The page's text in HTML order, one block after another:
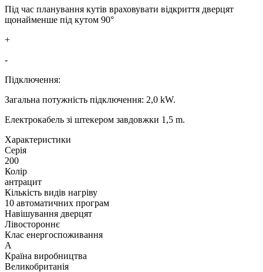
Під час планування кутів враховувати відкриття дверцят
щонайменше під кутом 90°
+
-
Підключення:
Загальна потужність підключення: 2,0 kW.
Електрокабель зі штекером завдовжки 1,5 m.
Xарактеристики
Серія
200
Колір
антрацит
Кількість видів нагріву
10 автоматичних програм
Навішування дверцят
Лівостороннє
Клас енергоспоживання
A
Країна виробництва
Великобританія